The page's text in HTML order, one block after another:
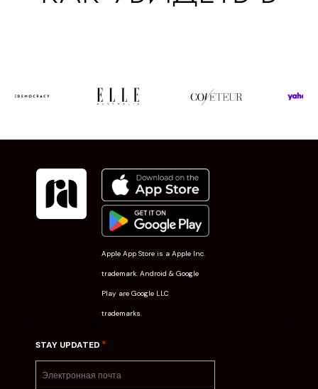
Apple App Store is a Apple Inc.
trademark. Android & Google
Play are Google LLC
trademarks.
STAY UPDATED *